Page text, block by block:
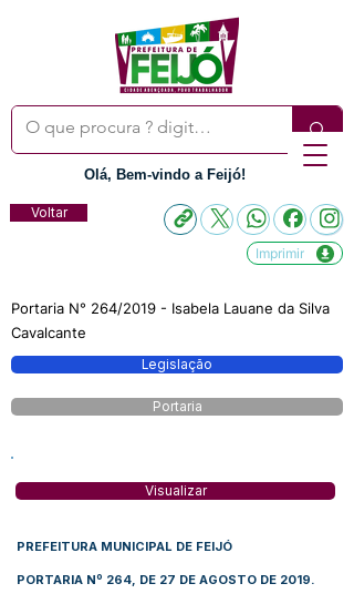
Olá, Bem-vindo a Feijó!
Voltar
Imprimir
Portaria N° 264/2019 - Isabela Lauane da Silva
Cavalcante
Legislação
Portaria
Visualizar
PREFEITURA MUNICIPAL DE FEIJÓ
PORTARIA Nº 264, DE 27 DE AGOSTO DE 2019.